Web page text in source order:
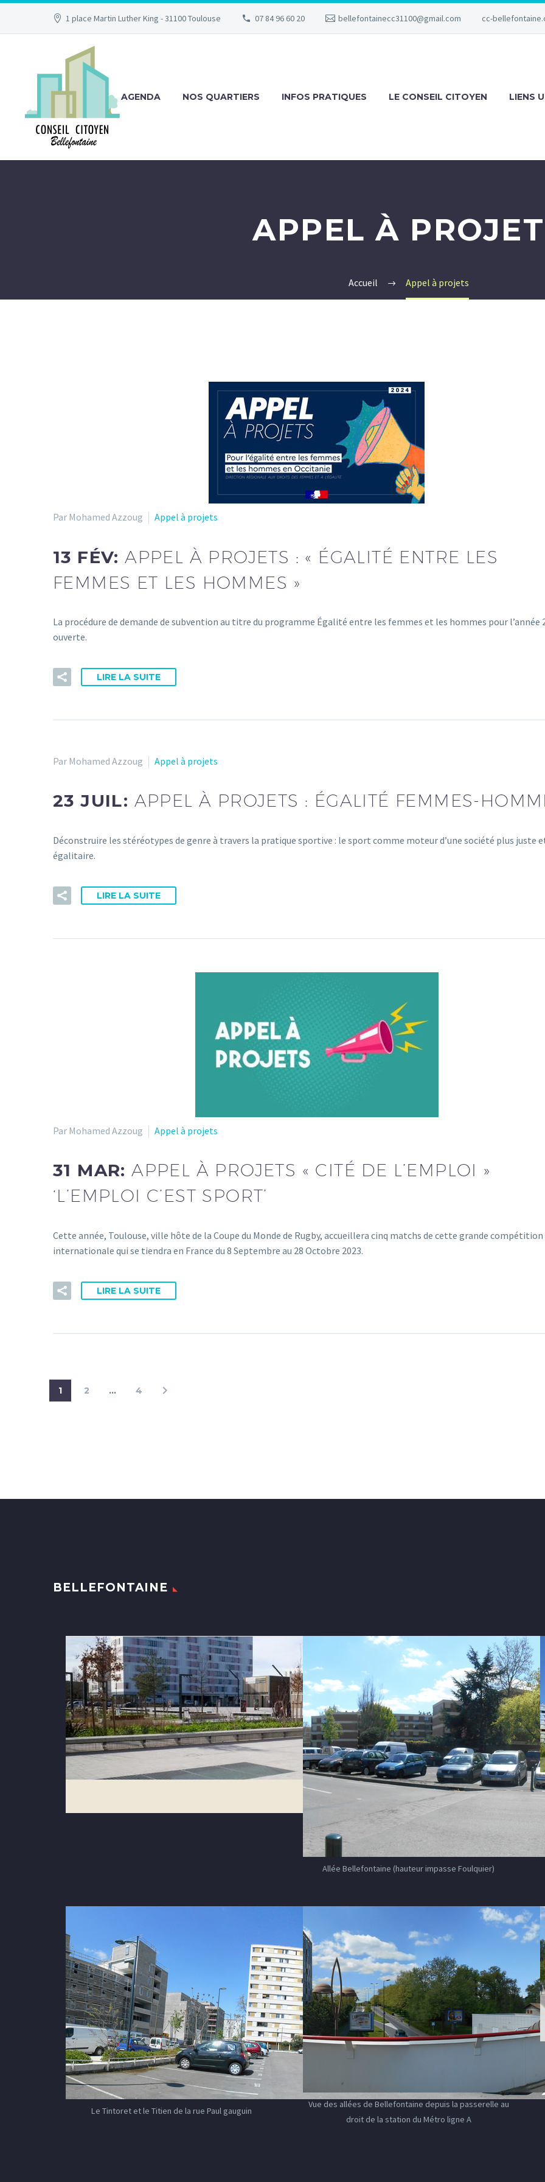
1 place Martin Luther King - 31100 Toulouse 07 84 96 60 20 bellefontainecc31100@gmail.com cc-
AGENDA NOS QUARTIERS INFOS PRATIQUES LE CONSEIL CITOYEN LIENS
APPEL À
Accueil Appel à projets
Par Mohamed Azzoug Appel à projets
13 FÉV:APPEL À PROJETS : « ÉGALITÉ ENTRE LES
FEMMES ET LES HOMMES »
La procédure de demande de subvention au titre du programme Égalité entre les femmes et les hommes pour l’année
ouverte.
LIRE LA SUITE
Par Mohamed Azzoug Appel à projets
23 JUIL: APPEL À PROJETS : ÉGALITÉ FEMMES-
Déconstruire les stéréotypes de genre à travers la pratique sportive : le sport comme moteur d’une société plus juste
égalitaire.
LIRE LA SUITE
Par Mohamed Azzoug Appel à projets
31 MAR:APPEL À PROJETS « CITÉ DE L’EMPLOI »
‘L’EMPLOI C’EST SPORT’
Cette année, Toulouse, ville hôte de la Coupe du Monde de Rugby, accueillera cinq matchs de cette grande compétition
internationale qui se tiendra en France du 8 Septembre au 28 Octobre 2023.
LIRE LA SUITE
1 2 … 4
BELLEFONTAINE
Allée Bellefontaine (hauteur impasse Foulquier)
Le Tintoret et le Titien de la rue Paul gauguin
Vue des allées de Bellefontaine depuis la passerelle au
droit de la station du Métro ligne A